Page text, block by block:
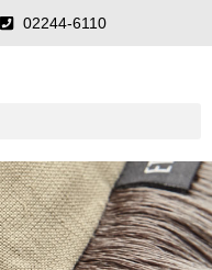
02244-6110